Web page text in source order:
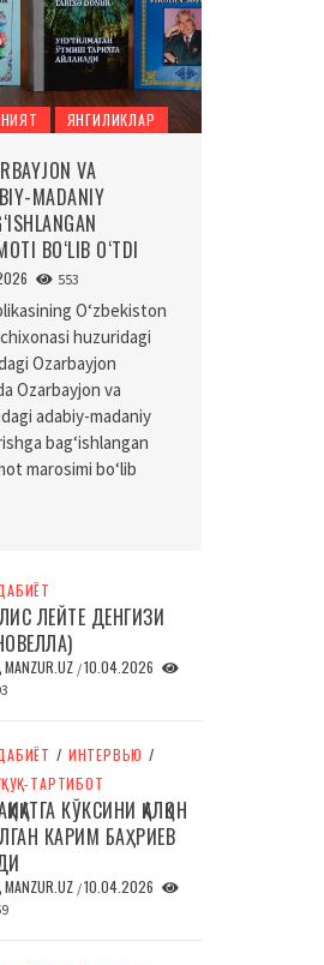
ЯНГИЛИКЛАР
VA
MADANIY
BO‘LIB O‘TDI
553
O‘zbekiston
huzuridagi
Ozarbayjon
Ozarbayjon va
adabiy-madaniy
bag‘ishlangan
marosimi bo‘lib
ЛЕЙТЕ ДЕНГИЗИ
MANZUR.UZ /10.04.2026
/ ИНТЕРВЬЮ /
ТАРТИБОТ
КЎКСИНИ ҚАЛҚОН
КАРИМ БАҲРИЕВ
MANZUR.UZ /10.04.2026